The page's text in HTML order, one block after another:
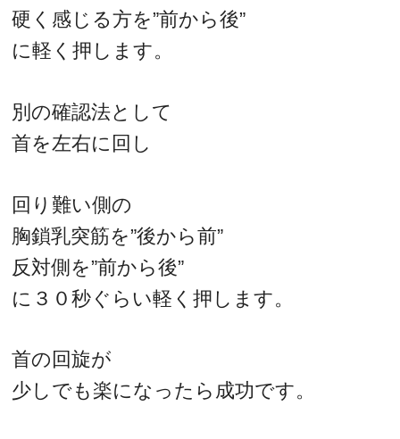
硬く感じる方を”前から後”
に軽く押します。
別の確認法として
首を左右に回し
回り難い側の
胸鎖乳突筋を”後から前”
反対側を”前から後”
に３０秒ぐらい軽く押します。
首の回旋が
少しでも楽になったら成功です。